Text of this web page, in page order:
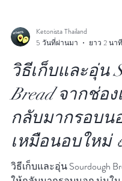
Ketonista Thailand
5 วันที่ผ่านมา
ยาว 2 นาที
วิธีเก็บและอุ่น
Bread จากช่อง
กลับมากรอบน
เหมือนอบใหม่